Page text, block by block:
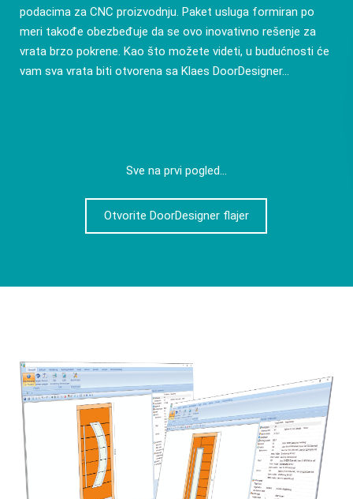
podacima za CNC proizvodnju. Paket usluga formiran po
meri takođe obezbeđuje da se ovo inovativno rešenje za
vrata brzo pokrene. Kao što možete videti, u budućnosti će
vam sva vrata biti otvorena sa Klaes DoorDesigner...
Sve na prvi pogled...
Otvorite DoorDesigner flajer